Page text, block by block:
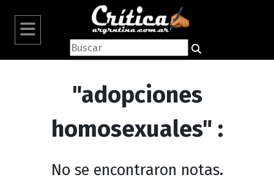
"adopciones
homosexuales" :
No se encontraron notas.